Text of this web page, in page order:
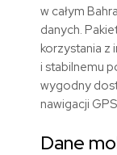
w całym
danych.
korzystania z
i stabilnemu
wygodny
nawigacji
Dane